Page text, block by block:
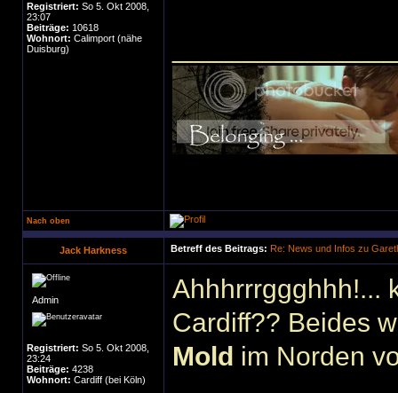
Registriert: So 5. Okt 2008,
23:07
Beiträge: 10618
Wohnort: Calimport (nähe
Duisburg)
Nach oben
Jack Harkness Betreff des Beitrags: Re: News und Infos zu
Admin
Registriert: So 5. Okt 2008,
23:24
Beiträge: 4238
Wohnort: Cardiff (bei Köln)
Ahhhrrrggghhh!...
Cardiff?? Beides
Mold im Norden